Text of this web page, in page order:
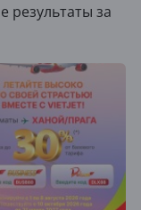
результаты за